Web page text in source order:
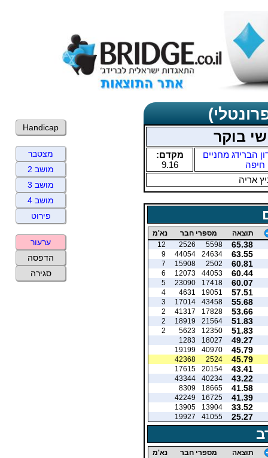
בוקר
הברידג מחניים
חיפה
מקדם:
9.16
אריה
תוצאה מספרי חבר נא'מ
65.38
5598
2526
12
63.55
24634
44054
9
60.81
2502
15908
7
60.44
44053
12073
6
60.07
17418
23090
5
57.51
19051
4631
4
55.68
43458
17014
3
53.66
17828
41317
2
51.83
21564
18919
2
51.83
12350
5623
2
49.27
18027
1283
45.79
40970
19199
45.79
2524
42368
43.41
20154
17615
43.22
40234
43344
41.58
18665
8309
41.39
16725
42249
33.52
13904
13905
25.27
41055
19927
תוצאה מספרי חבר נא'מ
Handicap
מצטבר
מושב 2
מושב 3
מושב 4
פירוט
ערעור
הדפסה
סגירה